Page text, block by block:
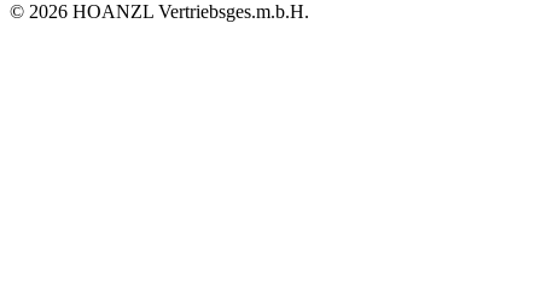
© 2026 HOANZL Vertriebsges.m.b.H.